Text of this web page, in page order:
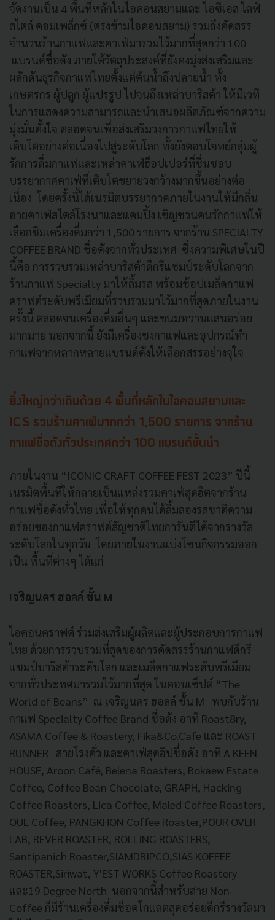
จัดงานเป็น 4 พื้นที่หลักในไอคอนสยามและ ไอซีเอส ไลฟ์
สไตล์ คอมเพล็กซ์ (ตรงข้ามไอคอนสยาม) รวมถึงคัดสรร
จำนวนร้านกาแฟและคาเฟ่มารวมไว้มากที่สุดกว่า 100
แบรนด์ชื่อดัง ภายใต้วัตถุประสงค์ที่ยังคงมุ่งส่งเสริมและ
ผลักดันธุรกิจกาแฟไทยตั้งแต่ต้นน้ำถึงปลายน้ำ ทั้ง
เกษตรกร ผู้ปลูก ผู้แปรรูป ไปจนถึงเหล่าบาริสต้า ให้มีเวที
ในการแสดงความสามารถและนำเสนอผลิตภัณฑ์จากความ
มุ่งมั่นตั้งใจ ตลอดจนเพื่อส่งเสริมวงการกาแฟไทยให้
เติบโตอย่างต่อเนื่องไปสู่ระดับโลก ทั้งยังตอบโจทย์กลุ่มผู้
รักการดื่มกาแฟและเหล่าคาเฟ่ฮ็อปเปอร์ที่ชื่นชอบ
บรรยากาศคาเฟ่ที่เติบโตขยายวงกว้างมากขึ้นอย่างต่อ
เนื่อง โดยครั้งนี้ได้เนรมิตบรรยากาศภายในงานให้มีกลิ่น
อายคาเฟ่สไตล์โรงนาและแคมปิ้ง เชิญชวนคนรักกาแฟให้
เลือกชิมเครื่องดื่มกว่า 1,500 รายการ จากร้าน SPECIALTY
COFFEE BRAND ชื่อดังจากทั่วประเทศ ซึ่งความพิเศษในปี
นี้คือ การรวบรวมเหล่าบาริสต้าดีกรีแชมป์ระดับโลกจาก
ร้านกาแฟ Specialty มาให้ลิ้มรส พร้อมช้อปเมล็ดกาแฟ
คราฟต์ระดับพรีเมียมที่รวบรวมมาไว้มากที่สุดภายในงาน
ครั้งนี้ ตลอดจนเครื่องดื่มอื่นๆ และขนมหวานแสนอร่อย
มากมาย นอกจากนี้ ยังมีเครื่องชงกาแฟและอุปกรณ์ทำ
กาแฟจากหลากหลายแบรนด์ดังให้เลือกสรรอย่างจุใจ
ยิ่งใหญ่กว่าเดิมด้วย 4 พื้นที่หลักในไอคอนสยามและ
ICS รวมร้านคาเฟ่มากกว่า 1,500 รายการ จากร้าน
กาแฟชื่อดังทั่วประเทศกว่า 100 แบรนด์ชั้นนำ
ภายในงาน “ICONIC CRAFT COFFEE FEST 2023” ปีนี้
เนรมิตพื้นที่ให้กลายเป็นแหล่งรวมคาเฟ่สุดฮิตจากร้าน
กาแฟชื่อดังทั่วไทย เพื่อให้ทุกคนได้ลิ้มลองรสชาติความ
อร่อยของกาแฟคราฟต์สัญชาติไทยการันตีได้จากรางวัล
ระดับโลกในทุกวัน โดยภายในงานแบ่งโซนกิจกรรมออก
เป็น พื้นที่ต่างๆ ได้แก่
เจริญนคร ฮอลล์ ชั้น M
ไอคอนคราฟต์ ร่วมส่งเสริมผู้ผลิตและผู้ประกอบการกาแฟ
ไทย ด้วยการรวบรวมที่สุดของการคัดสรรร้านกาแฟดีกรี
แชมป์บาริสต้าระดับโลก และเมล็ดกาแฟระดับพรีเมียม
จากทั่วประทศมารวมไว้มากที่สุด ในคอนเซ็ปต์ “The
World of Beans” ณ เจริญนคร ฮอลล์ ชั้น M พบกับร้าน
กาแฟ Specialty Coffee Brand ชื่อดัง อาทิ Roast8ry,
ASAMA Coffee & Roastery, Fika&Co.Cafe และ ROAST
RUNNER สายโรงคั่ว และคาเฟ่สุดฮิปชื่อดัง อาทิ A KEEN
HOUSE, Aroon Café, Belena Roasters, Bokaew Estate
Coffee, Coffee Bean Chocolate, GRAPH, Hacking
Coffee Roasters, Lica Coffee, Maled Coffee Roasters,
OUL Coffee, PANGKHON Coffee Roaster,POUR OVER
LAB, REVER ROASTER, ROLLING ROASTERS,
Santipanich Roaster,SIAMDRIPCO,SIAS KOFFEE
ROASTER,Siriwat, Y'EST WORKS Coffee Roastery
และ19 Degree North นอกจากนี้สำหรับสาย Non-
Coffee ก็มีร้านเครื่องดื่มช็อคโกแลตสุดอร่อยดีกรีรางวัลมา